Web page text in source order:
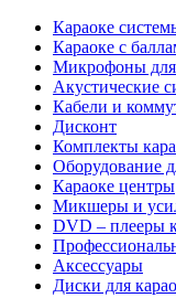
Караоке
Караоке с
Микрофоны для
Акустические
Кабели и
Дисконт
Комплекты
Оборудование
Караоке центры
Микшеры и
DVD – плееры
Аксессуары
Диски для